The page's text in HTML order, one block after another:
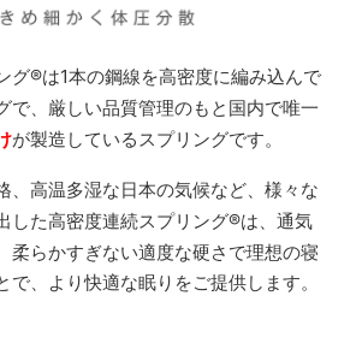
グ®は1本の鋼線を高密度に編み込んで
で、厳しい品質管理のもと国内で唯一
が製造しているスプリングです。
、高温多湿な日本の気候など、様々な
した高密度連続スプリング®は、通気
柔らかすぎない適度な硬さで理想の寝
で、より快適な眠りをご提供します。